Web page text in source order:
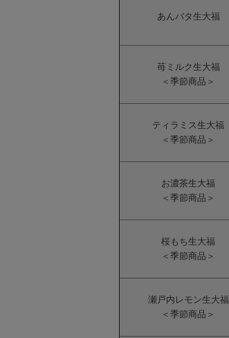
あんバタ生大福
苺ミルク生大福
＜季節商品＞
ティラミス生大福
＜季節商品＞
お濃茶生大福
＜季節商品＞
桜もち生大福
＜季節商品＞
瀬戸内レモン生大福
＜季節商品＞